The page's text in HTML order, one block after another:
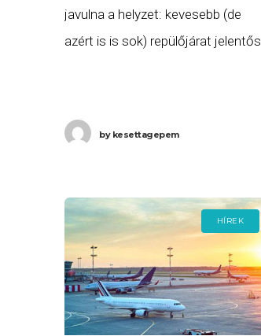
javulna a helyzet: kevesebb (de
azért is is sok) repülőjárat jelentős
érkező repülőjáratok közül
bykesettagepem
HÍREK